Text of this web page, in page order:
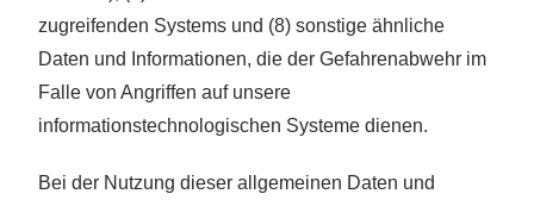
zugreifenden Systems und (8) sonstige ähnliche
Daten und Informationen, die der Gefahrenabwehr im
Falle von Angriffen auf unsere
informationstechnologischen Systeme dienen.
Bei der Nutzung dieser allgemeinen Daten und